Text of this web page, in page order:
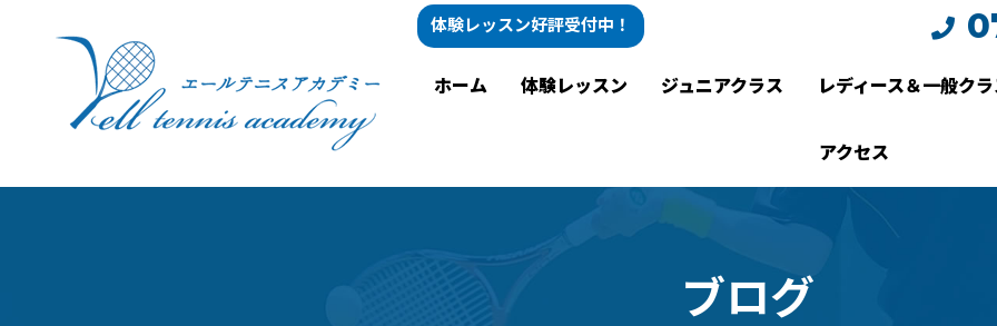
体験レッスン好評受付中！
ホーム 体験レッスン ジュニアクラス レディース＆一般クラ
アクセス
ブログ